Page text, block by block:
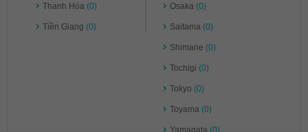
Thanh Hóa (0)
Tiền Giang (0)
Osaka (0)
Saitama (0)
Shimane (0)
Tochigi (0)
Tokyo (0)
Toyama (0)
Yamagata (0)